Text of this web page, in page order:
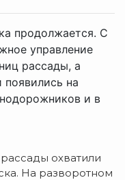
продолжается. С
управление
рассады, а
на
и в
охватили
На разворотном